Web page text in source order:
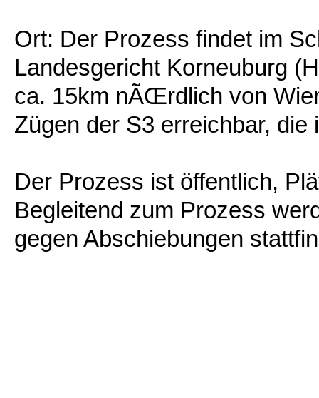
Ort: Der Prozess findet im
Landesgericht Korneuburg
ca. 15km nÃŒrdlich von
Zügen der S3 erreichbar,
Der Prozess ist öffentlich,
Begleitend zum Prozess
gegen Abschiebungen